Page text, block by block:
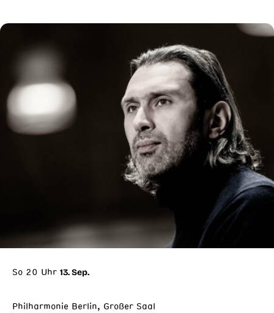
So 20 Uhr 13. Sep.
Philharmonie Berlin, Großer Saal